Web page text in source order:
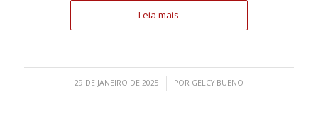
Leia mais
29 DE JANEIRO DE 2025
/ POR GELCY BUENO